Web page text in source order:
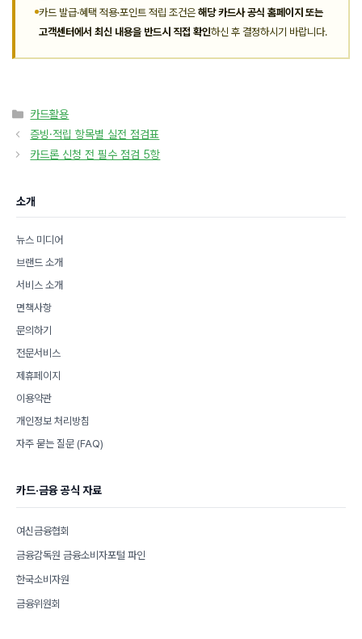
카드 발급·혜택 적용·포인트 적립 조건은 해당 카드사 공식 홈페이지 또는
고객센터에서 최신 내용을 반드시 직접 확인하신 후 결정하시기 바랍니다.
카
테
리
카드활용
증빙·적립 항목별 실전 점검표
카드론 신청 전 필수 점검 5항
소개
뉴스 미디어
브랜드 소개
서비스 소개
면책사항
문의하기
전문서비스
제휴페이지
이용약관
개인정보 처리방침
자주 묻는 질문 (FAQ)
카드·금융 공식 자료
여신금융협회
금융감독원 금융소비자포털 파인
한국소비자원
금융위원회